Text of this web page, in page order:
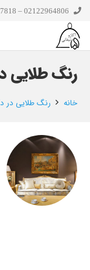
رنگ طلایی
خانه رنگ طلایی در